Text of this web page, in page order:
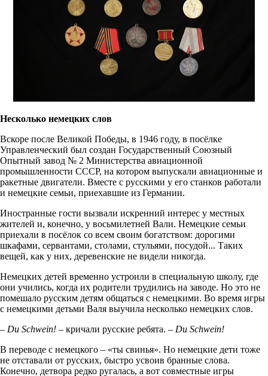
Несколько немецких слов
Вскоре после Великой Победы, в 1946 году, в посёлке
Управленческий был создан Государственный Союзный
Опытный завод № 2 Министерства авиационной
промышленности СССР, на котором выпускали авиационные и
ракетные двигатели. Вместе с русскими у его станков работали
и немецкие семьи, приехавшие из Германии.
Иностранные гости вызвали искренний интерес у местных
жителей и, конечно, у восьмилетней Вали. Немецкие семьи
приехали в посёлок со всем своим богатством: дорогими
шкафами, сервантами, столами, стульями, посудой... Таких
вещей, как у них, деревенские не видели никогда.
Немецких детей временно устроили в специальную школу, где
они учились, когда их родители трудились на заводе. Но это не
помешало русским детям общаться с немецкими. Во время игры
с немецкими детьми Валя выучила несколько немецких слов.
– Du Schwein! – кричали русские ребята. – Du Schwein!
В переводе с немецкого – «ты свинья». Но немецкие дети тоже
не отставали от русских, быстро усвоив бранные слова.
Конечно, детвора редко ругалась, а вот совместные игры